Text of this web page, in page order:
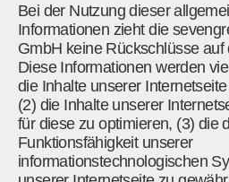
Bei der Nutzung dieser
Informationen zieht die
GmbH keine Rückschlüsse
Diese Informationen werden
die Inhalte unserer
(2) die Inhalte unserer
für diese zu optimieren, (3) die
Funktionsfähigkeit unserer
informationstechnologischen